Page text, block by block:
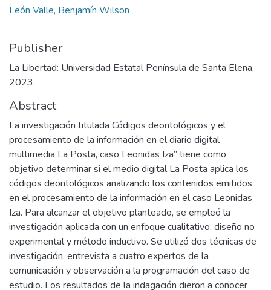
León Valle, Benjamín Wilson
Publisher
La Libertad: Universidad Estatal Península de Santa Elena,
2023.
Abstract
La investigación titulada Códigos deontológicos y el
procesamiento de la información en el diario digital
multimedia La Posta, caso Leonidas Iza” tiene como
objetivo determinar si el medio digital La Posta aplica los
códigos deontológicos analizando los contenidos emitidos
en el procesamiento de la información en el caso Leonidas
Iza. Para alcanzar el objetivo planteado, se empleó la
investigación aplicada con un enfoque cualitativo, diseño no
experimental y método inductivo. Se utilizó dos técnicas de
investigación, entrevista a cuatro expertos de la
comunicación y observación a la programación del caso de
estudio. Los resultados de la indagación dieron a conocer